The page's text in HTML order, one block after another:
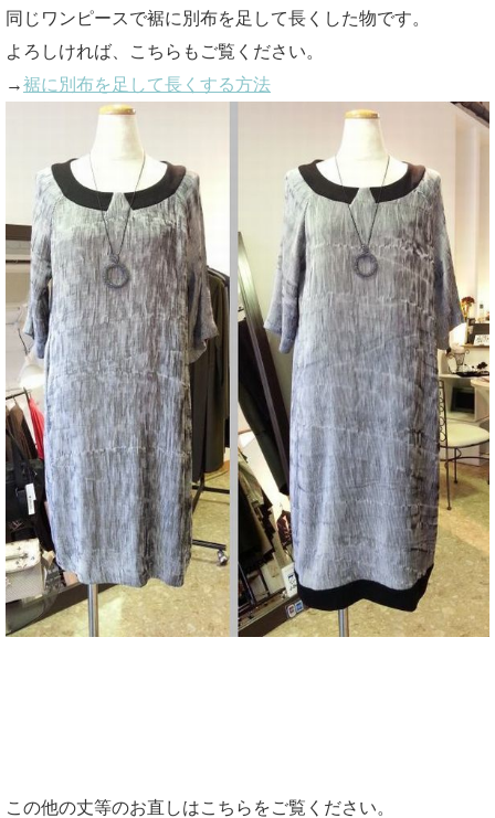
同じワンピースで裾に別布を足して長くした物です。
よろしければ、こちらもご覧ください。
→裾に別布を足して長くする方法
この他の丈等のお直しはこちらをご覧ください。